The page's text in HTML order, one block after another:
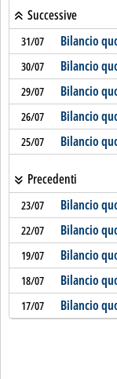
Successive
31/07 Bilancio
30/07 Bilancio
29/07 Bilancio
26/07 Bilancio
25/07 Bilancio
Precedenti
23/07 Bilancio
22/07 Bilancio
19/07 Bilancio
18/07 Bilancio
17/07 Bilancio